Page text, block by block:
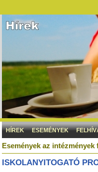
HÍREK ESEMÉNYEK
Események az intézmények
ISKOLANYITOGATÓ